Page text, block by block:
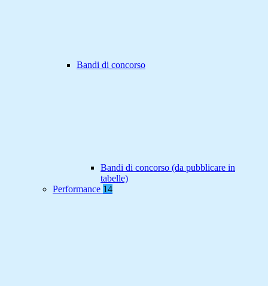
Bandi di concorso
Bandi di concorso (da pubblicare in
tabelle)
Performance 14